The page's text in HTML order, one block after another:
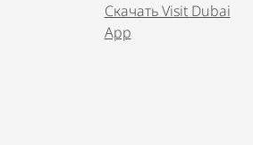
Скачать Visit Dubai
App